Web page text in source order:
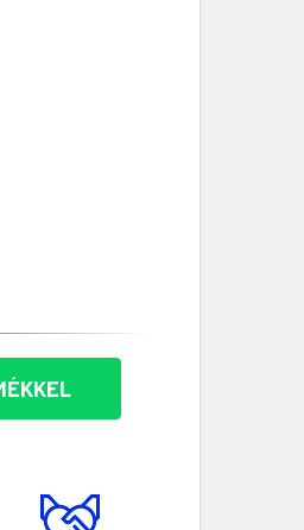
AJÁNDÉK
- EXKLUZÍV AJÁNDÉK